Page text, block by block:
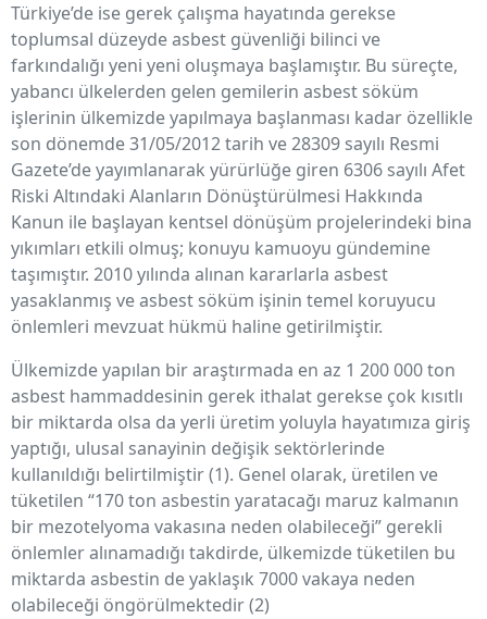
Türkiye’de ise gerek çalışma hayatında gerekse
toplumsal düzeyde asbest güvenliği bilinci ve
farkındalığı yeni yeni oluşmaya başlamıştır. Bu süreçte,
yabancı ülkelerden gelen gemilerin asbest söküm
işlerinin ülkemizde yapılmaya başlanması kadar özellikle
son dönemde 31/05/2012 tarih ve 28309 sayılı Resmi
Gazete’de yayımlanarak yürürlüğe giren 6306 sayılı Afet
Riski Altındaki Alanların Dönüştürülmesi Hakkında
Kanun ile başlayan kentsel dönüşüm projelerindeki bina
yıkımları etkili olmuş; konuyu kamuoyu gündemine
taşımıştır. 2010 yılında alınan kararlarla asbest
yasaklanmış ve asbest söküm işinin temel koruyucu
önlemleri mevzuat hükmü haline getirilmiştir.
Ülkemizde yapılan bir araştırmada en az 1 200 000 ton
asbest hammaddesinin gerek ithalat gerekse çok kısıtlı
bir miktarda olsa da yerli üretim yoluyla hayatımıza giriş
yaptığı, ulusal sanayinin değişik sektörlerinde
kullanıldığı belirtilmiştir (1). Genel olarak, üretilen ve
tüketilen “170 ton asbestin yaratacağı maruz kalmanın
bir mezotelyoma vakasına neden olabileceği” gerekli
önlemler alınamadığı takdirde, ülkemizde tüketilen bu
miktarda asbestin de yaklaşık 7000 vakaya neden
olabileceği öngörülmektedir (2)